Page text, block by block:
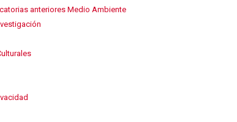
anteriores Medio Ambiente